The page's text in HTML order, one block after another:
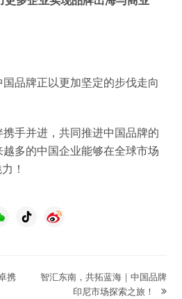
品牌正以更加坚定的步伐走向
手并进，共同推进中国品牌的
多的中国企业能够在全球市场
！
携
next
智汇东南，共拓蓝海｜中国品牌
印尼市场探索之旅！